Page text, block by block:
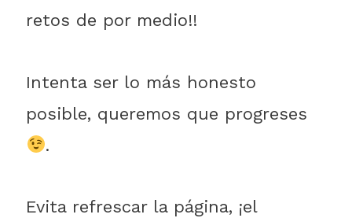
retos de por medio!!
Intenta ser lo más honesto
posible, queremos que progreses
.
Evita refrescar la página, ¡el